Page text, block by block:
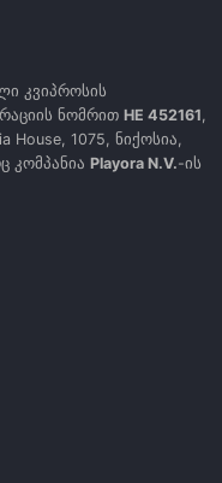
კვიპროსის
ნომრითHE 452161
1075, ნიქოსია,
კომპანიაPlayora N.V.-ის